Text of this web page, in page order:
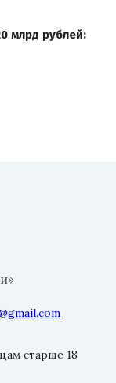
млрд рублей:
старше 18